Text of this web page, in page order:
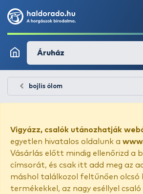
Áruház
bojlis ólom
Vigyázz, csalók utánozhatják
egyetlen hivatalos oldalunk a
Vásárlás előtt mindig ellenőrizd a
címsorát, és csak itt add meg az
máshol találkozol feltűnően olcsó
termékekkel, az nagy eséllyel